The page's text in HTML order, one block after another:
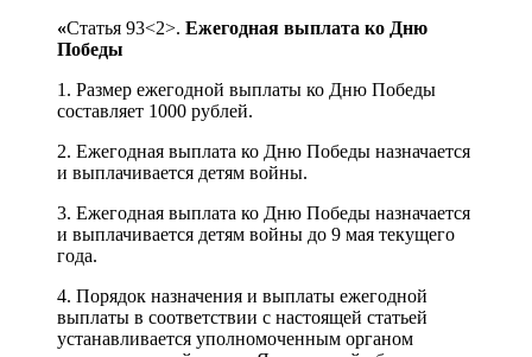
«Статья 93<2>. Ежегодная выплата ко Дню
Победы
1. Размер ежегодной выплаты ко Дню Победы
составляет 1000 рублей.
2. Ежегодная выплата ко Дню Победы назначается
и выплачивается детям войны.
3. Ежегодная выплата ко Дню Победы назначается
и выплачивается детям войны до 9 мая текущего
года.
4. Порядок назначения и выплаты ежегодной
выплаты в соответствии с настоящей статьей
устанавливается уполномоченным органом